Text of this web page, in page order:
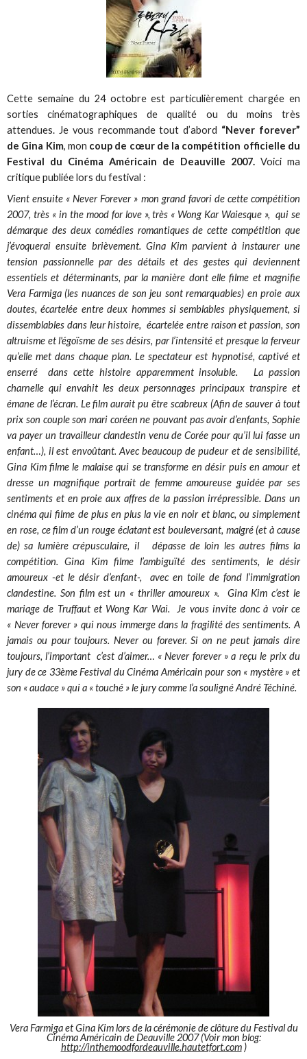
Cette semaine du 24 octobre est particulièrement chargée en
sorties cinématographiques de qualité ou du moins très
attendues. Je vous recommande tout d’abord “Never forever”
de Gina Kim, mon coup de cœur de la compétition officielle du
Festival du Cinéma Américain de Deauville 2007.Voici ma
critique publiée lors du festival :
Vient ensuite « Never Forever » mon grand favori de cette compétition
2007, très « in the mood for love », très « Wong Kar Waiesque », qui se
démarque des deux comédies romantiques de cette compétition que
j’évoquerai ensuite brièvement. Gina Kim parvient à instaurer une
tension passionnelle par des détails et des gestes qui deviennent
essentiels et déterminants, par la manière dont elle filme et magnifie
Vera Farmiga (les nuances de son jeu sont remarquables) en proie aux
doutes, écartelée entre deux hommes si semblables physiquement, si
dissemblables dans leur histoire, écartelée entre raison et passion, son
altruisme et l'égoïsme de ses désirs, par l’intensité et presque la ferveur
qu’elle met dans chaque plan. Le spectateur est hypnotisé, captivé et
enserré dans cette histoire apparemment insoluble. La passion
charnelle qui envahit les deux personnages principaux transpire et
émane de l’écran. Le film aurait pu être scabreux (Afin de sauver à tout
prix son couple son mari coréen ne pouvant pas avoir d’enfants, Sophie
va payer un travailleur clandestin venu de Corée pour qu’il lui fasse un
enfant…), il est envoûtant. Avec beaucoup de pudeur et de sensibilité,
Gina Kim filme le malaise qui se transforme en désir puis en amour et
dresse un magnifique portrait de femme amoureuse guidée par ses
sentiments et en proie aux affres de la passion irrépressible. Dans un
cinéma qui filme de plus en plus la vie en noir et blanc, ou simplement
en rose, ce film d’un rouge éclatant est bouleversant, malgré (et à cause
de) sa lumière crépusculaire, il dépasse de loin les autres films la
compétition. Gina Kim filme l’ambiguïté des sentiments, le désir
amoureux -et le désir d’enfant-, avec en toile de fond l’immigration
clandestine. Son film est un « thriller amoureux ». Gina Kim c’est le
mariage de Truffaut et Wong Kar Wai. Je vous invite donc à voir ce
« Never forever » qui nous immerge dans la fragilité des sentiments. A
jamais ou pour toujours. Never ou forever. Si on ne peut jamais dire
toujours, l’important c’est d’aimer… « Never forever » a reçu le prix du
jury de ce 33ème Festival du Cinéma Américain pour son « mystère » et
son « audace » qui a « touché » le jury comme l’a souligné André Téchiné.
Vera Farmiga et Gina Kim lors de la cérémonie de clôture du Festival du
Cinéma Américain de Deauville 2007 (Voir mon blog:
http://inthemoodfordeauville.hautetfort.com)